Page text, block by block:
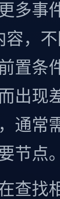
多事
容，
置条
出现
通常
节点。
查找